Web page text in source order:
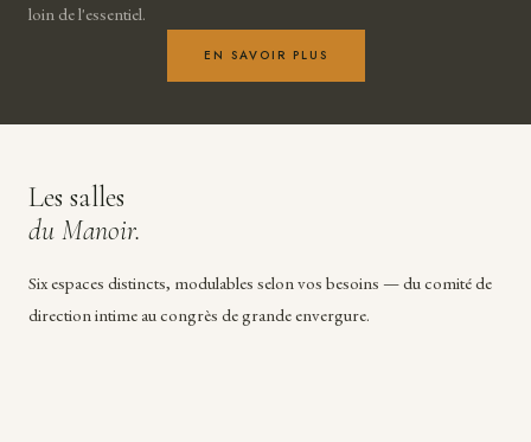
loin de l'essentiel.
EN SAVOIR PLUS
Les salles
du Manoir.
Six espaces distincts, modulables selon vos besoins — du comité de
direction intime au congrès de grande envergure.